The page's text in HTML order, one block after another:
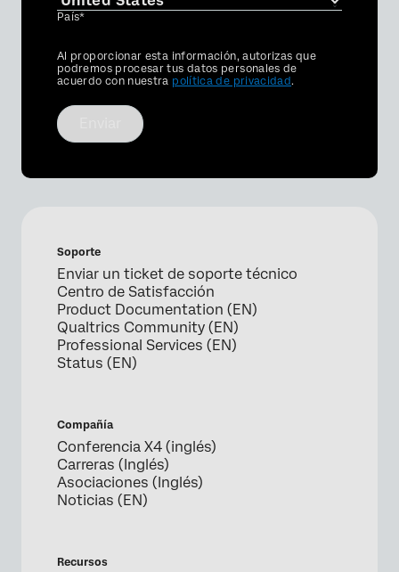
País*
Privacy
Optin
Al proporcionar esta información, autorizas que
podremos procesar tus datos personales de
acuerdo con nuestra política de privacidad.
Soporte
Enviar un ticket de soporte técnico
Centro de Satisfacción
Product Documentation (EN)
Qualtrics Community (EN)
Professional Services (EN)
Status (EN)
Compañía
Conferencia X4 (inglés)
Carreras (Inglés)
Asociaciones (Inglés)
Noticias (EN)
Recursos